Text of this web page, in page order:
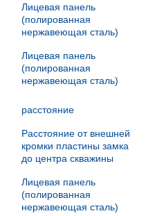
Лицевая панель
(полированная
нержавеющая сталь)
Лицевая панель
(полированная
нержавеющая сталь)
расстояние
Расстояние от внешней
кромки пластины замка
до центра скважины
Лицевая панель
(полированная
нержавеющая сталь)